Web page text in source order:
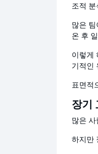
조적
많은 팀
온 후
이렇게
기적인
표면적
장기
많은 사
하지만